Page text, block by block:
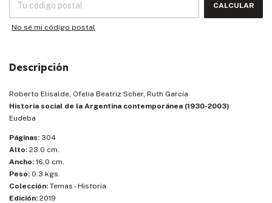
CALCULAR
No sé mi código postal
Descripción
Roberto Elisalde, Ofelia Beatriz Scher, Ruth García
Historia social de la Argentina contemporánea (1930-2003)
Eudeba
Páginas: 304
Alto: 23.0 cm.
Ancho: 16.0 cm.
Peso: 0.3 kgs.
Colección: Temas - Historia
Edición: 2019